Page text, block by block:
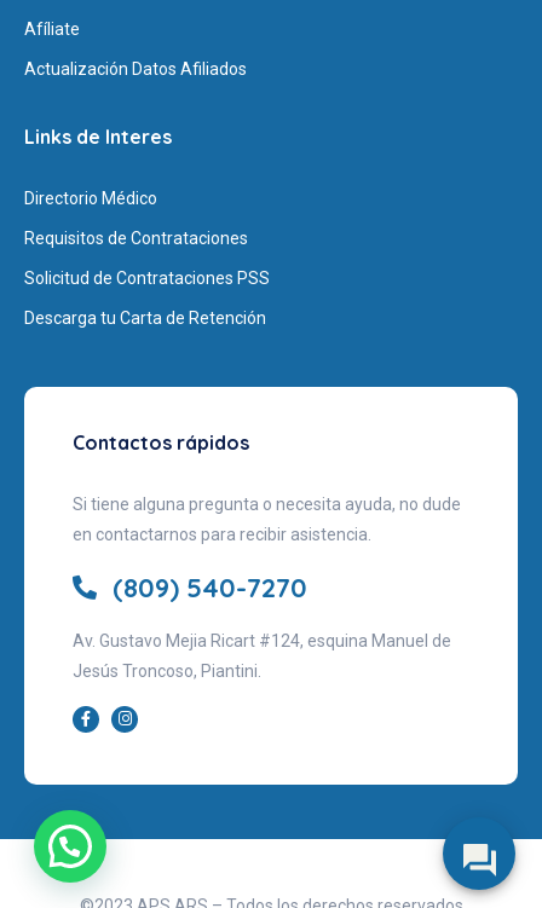
Afíliate
Actualización Datos Afiliados
Links de Interes
Directorio Médico
Requisitos de Contrataciones
Solicitud de Contrataciones PSS
Descarga tu Carta de Retención
Contactos rápidos
Si tiene alguna pregunta o necesita ayuda, no dude
en contactarnos para recibir asistencia.
(809) 540-7270
Av. Gustavo Mejia Ricart #124, esquina Manuel de
Jesús Troncoso, Piantini.